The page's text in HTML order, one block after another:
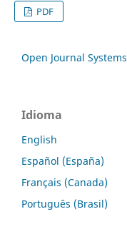
PDF
Open Journal Systems
Idioma
English
Español (España)
Français (Canada)
Português (Brasil)